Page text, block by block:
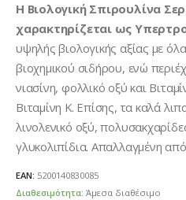
Η Βιολογική Σπιρουλίνα
χαρακτηρίζεται ως
υψηλής βιολογικής αξίας με
βιοχημικού σιδήρου, ενώ
νιασίνη, φολλικό οξύ και
Βιταμίνη Κ. Επίσης, τα καλά
λινολενικό οξύ,
γλυκολιπίδια. Απαλλαγμένη
EAN: 5200140830085
Διαθεσιμότητα: Άμεσα διαθέσιμο